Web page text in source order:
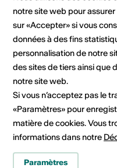
St. Jodernstr. 17, 3930 Visp
Planifier un itinéraire
Adresse
Sitzungszimmer
notre site web pour
sur «Accepter» si vous
données à des fins
personnalisation de notre
des sites de tiers ainsi que
notre site web.
Si vous n’acceptez pas le
«Paramètres» pour
matière de cookies. Vous
informations dans notre
Paramètres